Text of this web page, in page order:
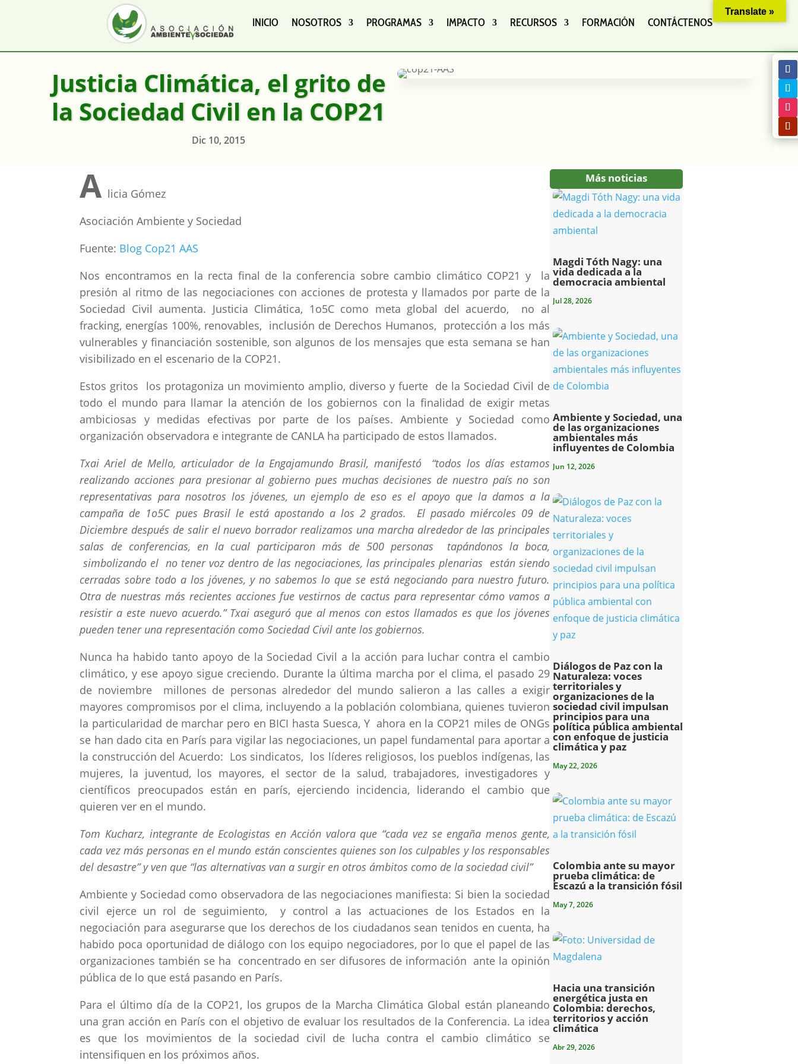
INICIO NOSOTROS PROGRAMAS IMPACTO RECURSOS FORMACIÓN CONTÁCTENOS
Justicia Climática, el grito de
la Sociedad Civil en la COP21
Dic 10, 2015
A licia Gómez
Asociación Ambiente y Sociedad
Fuente: Blog Cop21 AAS
Nos encontramos en la recta final de la conferencia sobre cambio climático COP21 y la
presión al ritmo de las negociaciones con acciones de protesta y llamados por parte de la
Sociedad Civil aumenta. Justicia Climática, 1o5C como meta global del acuerdo, no al
fracking, energías 100%, renovables, inclusión de Derechos Humanos, protección a los más
vulnerables y financiación sostenible, son algunos de los mensajes que esta semana se han
visibilizado en el escenario de la COP21.
Estos gritos los protagoniza un movimiento amplio, diverso y fuerte de la Sociedad Civil de
todo el mundo para llamar la atención de los gobiernos con la finalidad de exigir metas
ambiciosas y medidas efectivas por parte de los países. Ambiente y Sociedad como
organización observadora e integrante de CANLA ha participado de estos llamados.
Txai Ariel de Mello, articulador de la Engajamundo Brasil, manifestó “todos los días estamos
realizando acciones para presionar al gobierno pues muchas decisiones de nuestro país no son
representativas para nosotros los jóvenes, un ejemplo de eso es el apoyo que la damos a la
campaña de 1o5C pues Brasil le está apostando a los 2 grados. El pasado miércoles 09 de
Diciembre después de salir el nuevo borrador realizamos una marcha alrededor de las principales
salas de conferencias, en la cual participaron más de 500 personas tapándonos la boca,
simbolizando el no tener voz dentro de las negociaciones, las principales plenarias están siendo
cerradas sobre todo a los jóvenes, y no sabemos lo que se está negociando para nuestro futuro.
Otra de nuestras más recientes acciones fue vestirnos de cactus para representar cómo vamos a
resistir a este nuevo acuerdo.” Txai aseguró que al menos con estos llamados es que los jóvenes
pueden tener una representación como Sociedad Civil ante los gobiernos.
Nunca ha habido tanto apoyo de la Sociedad Civil a la acción para luchar contra el cambio
climático, y ese apoyo sigue creciendo. Durante la última marcha por el clima, el pasado 29
de noviembre millones de personas alrededor del mundo salieron a las calles a exigir
mayores compromisos por el clima, incluyendo a la población colombiana, quienes tuvieron
la particularidad de marchar pero en BICI hasta Suesca, Y ahora en la COP21 miles de ONGs
se han dado cita en París para vigilar las negociaciones, un papel fundamental para aportar a
la construcción del Acuerdo: Los sindicatos, los líderes religiosos, los pueblos indígenas, las
mujeres, la juventud, los mayores, el sector de la salud, trabajadores, investigadores y
científicos preocupados están en parís, ejerciendo incidencia, liderando el cambio que
quieren ver en el mundo.
Tom Kucharz, integrante de Ecologistas en Acción valora que “cada vez se engaña menos gente,
cada vez más personas en el mundo están conscientes quienes son los culpables y los responsables
del desastre” y ven que “las alternativas van a surgir en otros ámbitos como de la sociedad civil”
Ambiente y Sociedad como observadora de las negociaciones manifiesta: Si bien la sociedad
civil ejerce un rol de seguimiento, y control a las actuaciones de los Estados en la
negociación para asegurarse que los derechos de los ciudadanos sean tenidos en cuenta, ha
habido poca oportunidad de diálogo con los equipo negociadores, por lo que el papel de las
organizaciones también se ha concentrado en ser difusores de información ante la opinión
pública de lo que está pasando en París.
Para el último día de la COP21, los grupos de la Marcha Climática Global están planeando
una gran acción en París con el objetivo de evaluar los resultados de la Conferencia. La idea
es que los movimientos de la sociedad civil de lucha contra el cambio climático se
intensifiquen en los próximos años.
Más noticias
Magdi Tóth Nagy: una
vida dedicada a la
democracia ambiental
Jul 28, 2026
Ambiente y Sociedad, una
de las organizaciones
ambientales más
influyentes de Colombia
Jun 12, 2026
Diálogos de Paz con la
Naturaleza: voces
territoriales y
organizaciones de la
sociedad civil impulsan
principios para una
política pública ambiental
con enfoque de justicia
climática y paz
May 22, 2026
Colombia ante su mayor
prueba climática: de
Escazú a la transición fósil
May 7, 2026
Hacia una transición
energética justa en
Colombia: derechos,
territorios y acción
climática
Abr 29, 2026
Translate »